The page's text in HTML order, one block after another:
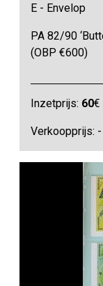
E - Envelop
PA 82/90
(OBP €600)
Inzetprijs: 60€
Verkoopprijs: -